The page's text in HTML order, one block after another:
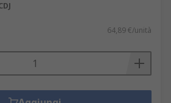
64,89 €/unità